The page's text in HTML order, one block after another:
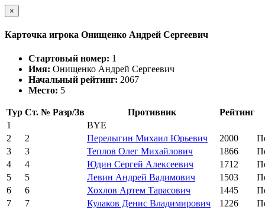
×
Карточка игрока Онищенко Андрей Сергеевич
Стартовый номер: 1
Имя: Онищенко Андрей Сергеевич
Начальный рейтинг: 2067
Место: 5
Тур Ст. № Разр/Зв Противник
Рейтинг
1
BYE
2
2 Перелыгин Михаил Юрьевич 2000
3
3 Теплов Олег Михайлович 1866
4
4 Юдин Сергей Алексеевич 1712
5
5 Левин Андрей Вадимович 1503
6
6 Хохлов Артем Тарасович 1445
7
7 Кулаков Денис Владимирович 1226